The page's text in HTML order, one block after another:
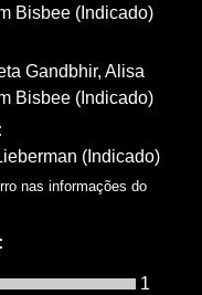
Bisbee (Indicado)
Gandbhir, Alisa
Bisbee (Indicado)
(Indicado)
nas informações do
1